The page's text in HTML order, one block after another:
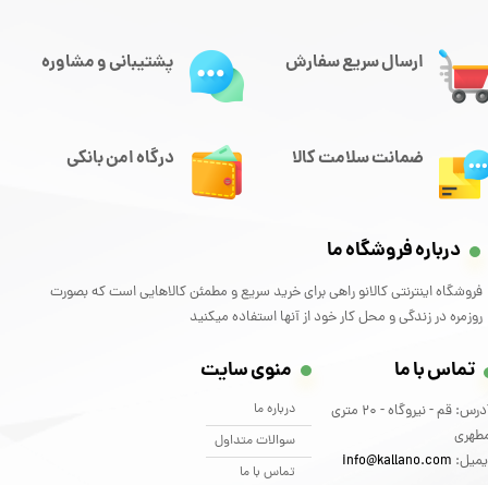
ارسال سریع سفارش
درگاه امن بانکی
پشتیبانی و مشاوره
ضمانت سلامت کالا
درباره فروشگاه ما
فروشگاه اینترنتی کالانو راهی برای خرید سریع و مطمئن کالاهایی است که بصورت
روزمره در زندگی و محل کار خود از آنها استفاده میکنید
تماس با ما
آدرس: قم - نیروگاه - 20 متری
info@kallano.com​​​​​​​
منوی سایت
درباره ما
سوالات متداول
تماس با ما